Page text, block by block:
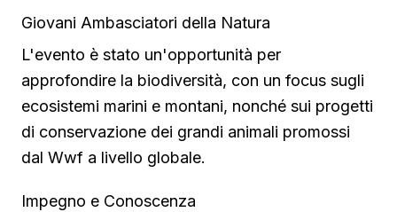
Giovani Ambasciatori della Natura
L'evento è stato un'opportunità per
approfondire la biodiversità, con un focus sugli
ecosistemi marini e montani, nonché sui progetti
di conservazione dei grandi animali promossi
dal Wwf a livello globale.
Impegno e Conoscenza